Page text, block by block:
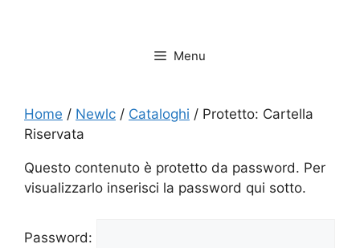
Menu
Home / Newlc / Cataloghi / Protetto: Cartella
Riservata
Questo contenuto è protetto da password. Per
visualizzarlo inserisci la password qui sotto.
Password: